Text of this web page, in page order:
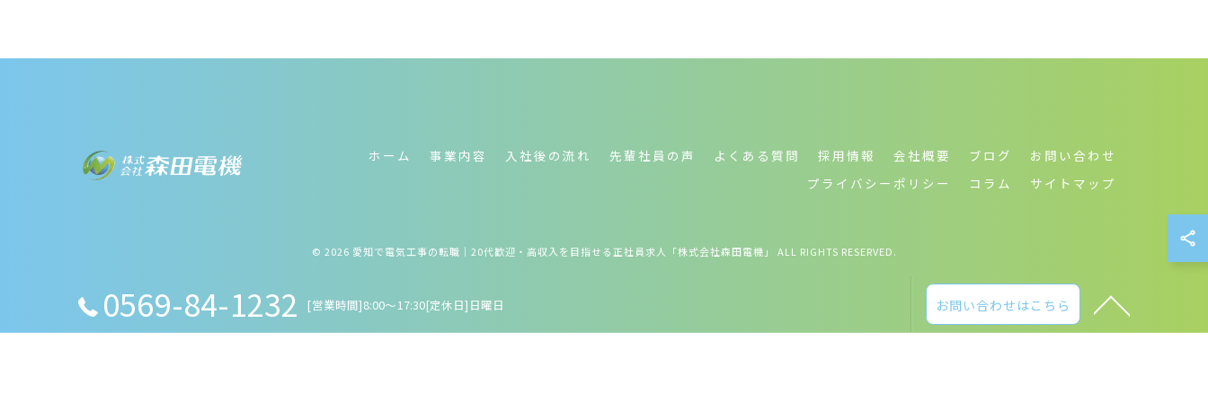
0569-84-1232 [営業時間]8:00～17:30[定休日]日曜日 お問い合わせはこちら
ホーム 事業内容 入社後の流れ 先輩社員の声 よくある質問 採用情報 会社概要 ブログ
お問い合わせ
プライバシーポリシー
コラム サイトマップ
© 2026 愛知で電気工事の転職｜20代歓迎・高収入を目指せる正社員求人「株式会社森田電機」 ALL RIGHTS RESERVED.